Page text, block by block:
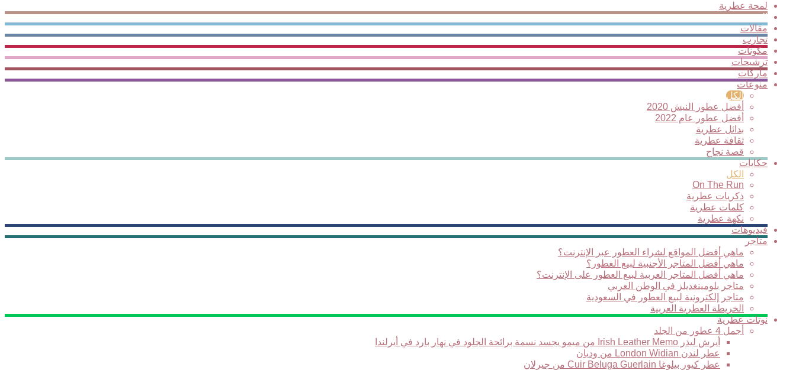
لمحة عطرية
الجديد
مقالات
تجارب
مكونات
ترشيحات
ماركات
منوعات
الكل
أفضل عطور النيش 2020
أفضل عطور عام 2022
بدائل عطرية
ثقافة عطرية
قصة نجاح
حكايات
الكل
On The Run
ذكريات عطرية
كلمات عطرية
نكهة عطرية
فيديوهات
متاجر
ماهي أفضل المواقع لشراء العطور عبر الإنترنت؟
ماهي أفضل المتاجر الأجنبية لبيع العطور؟
ماهي أفضل المتاجر العربية لبيع العطور على الإنترنت؟
متاجر بلومينغديلز في الوطن العربي
متاجر إلكترونية لبيع العطور في السعودية
الخريطة العطرية العربية
نوتات عطرية
أجمل 4 عطور من الجلد
أيرش ليذر Irish Leather Memo من ميمو يجسد نسمة برائحة الجلود في نهار بارد في أيرلندا
عطر لندن London Widian من وديان
عطر كيور بيلوغا Cuir Beluga Guerlain من جيرلان